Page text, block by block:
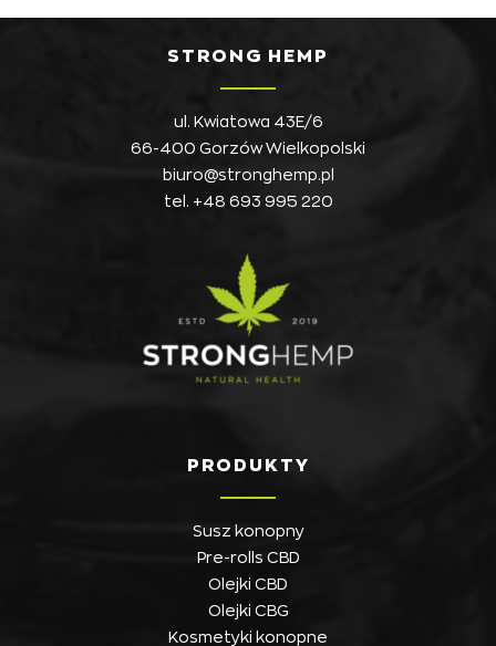
STRONG HEMP
ul. Kwiatowa 43E/6
66-400 Gorzów Wielkopolski
biuro@stronghemp.pl
tel. +48 693 995 220
PRODUKTY
Susz konopny
Pre-rolls CBD
Olejki CBD
Olejki CBG
Kosmetyki konopne